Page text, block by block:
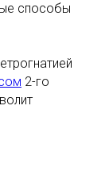
способы
2-го